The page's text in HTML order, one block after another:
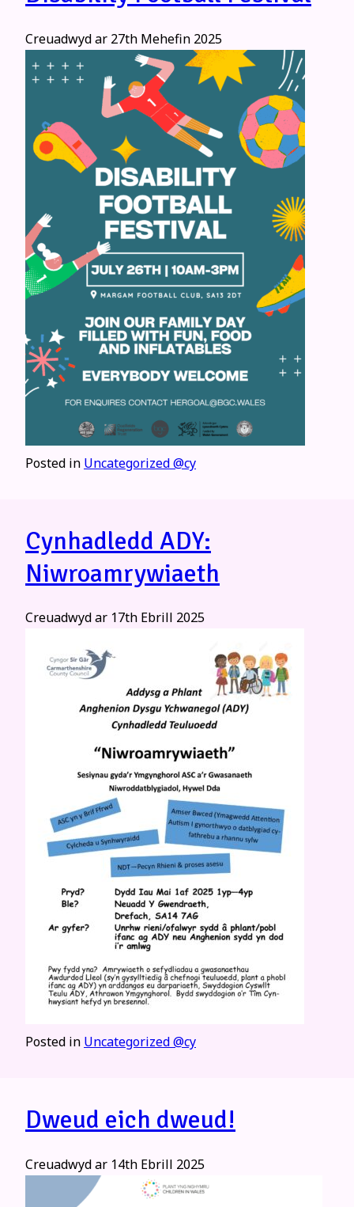
Creuadwyd ar 27th Mehefin 2025
Posted in Uncategorized @cy
Cynhadledd ADY:
Niwroamrywiaeth
Creuadwyd ar 17th Ebrill 2025
Posted in Uncategorized @cy
Dweud eich dweud!
Creuadwyd ar 14th Ebrill 2025